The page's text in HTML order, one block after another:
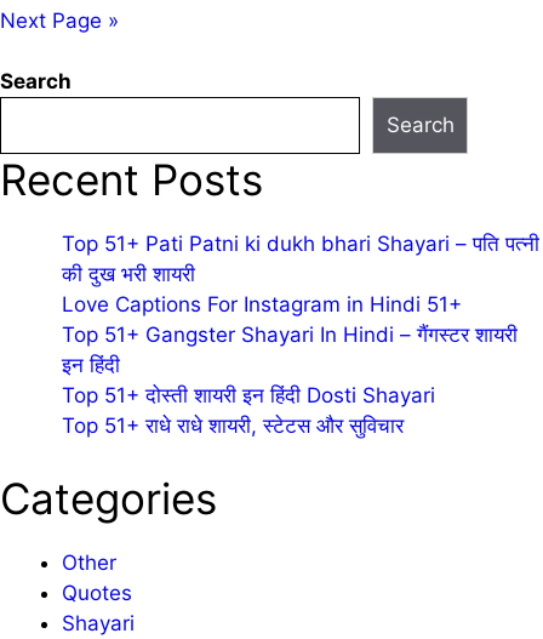
pagination
Next Page »
Search
Search
Recent Posts
Top 51+ Pati Patni ki dukh bhari Shayari – पति पत्नी
की दुख भरी शायरी
Love Captions For Instagram in Hindi 51+
Top 51+ Gangster Shayari In Hindi – गैंगस्टर शायरी
इन हिंदी
Top 51+ दोस्ती शायरी इन हिंदी Dosti Shayari
Top 51+ राधे राधे शायरी, स्टेटस और सुविचार
Categories
Other
Quotes
Shayari